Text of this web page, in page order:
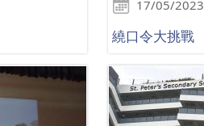
17/05/2023
繞口令大挑戰